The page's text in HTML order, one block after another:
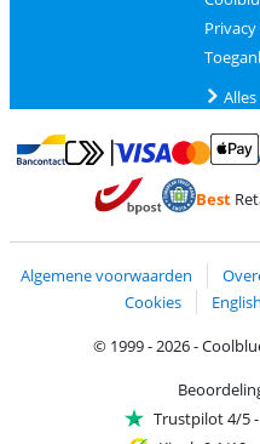
Privacy
Betalen met Bancontact
Betalen met MasterCard
Best
Algemene voorwaarden
Cookies
© 1999 - 2026 -
Trustpilot 4/5-